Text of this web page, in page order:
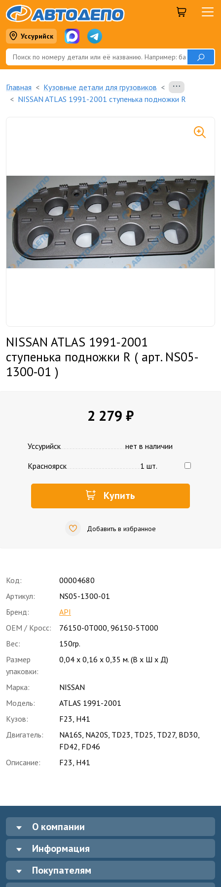
Уссурийск
Главная
Кузовные детали для грузовиков
NISSAN ATLAS 1991-2001 ступенька подножки R
NISSAN ATLAS 1991-2001
ступенька подножки R ( арт. NS05-
1300-01 )
Код:
00004680
Артикул:
NS05-1300-01
Бренд:
API
OEM / Кросс:
76150-0T000, 96150-5T000
Вес:
150гр.
Размер
упаковки:
0,04 x 0,16 x 0,35 м. (В x Ш x Д)
Марка:
NISSAN
Модель:
ATLAS 1991-2001
Кузов:
F23, H41
Двигатель:
NA16S, NA20S, TD23, TD25, TD27, BD30,
FD42, FD46
Описание:
F23, H41
2 279 ₽
Уссурийск
нет в наличии
Красноярск
1 шт.
Купить
Добавить в избранное
О компании
Информация
Покупателям